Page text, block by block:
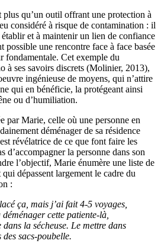
plus qu’un outil offrant une protection à
considéré à risque de contamination : il
établir et à maintenir un lien de confiance
possible une rencontre face à face basée
fondamentale. Cet exemple du
à ses savoirs discrets (Molinier, 2013),
ingénieuse de moyens, qui n’attire
qui en bénéficie, la protégeant ainsi
ou d’humiliation.
par Marie, celle où une personne en
déménager de sa résidence
révélatrice de ce que font faire les
d’accompagner la personne dans son
l’objectif, Marie énumère une liste de
qui dépassent largement le cadre du
:
ça, mais j’ai fait 4-5 voyages,
déménager cette patiente-là,
la sécheuse. Le mettre dans
des sacs-poubelle.